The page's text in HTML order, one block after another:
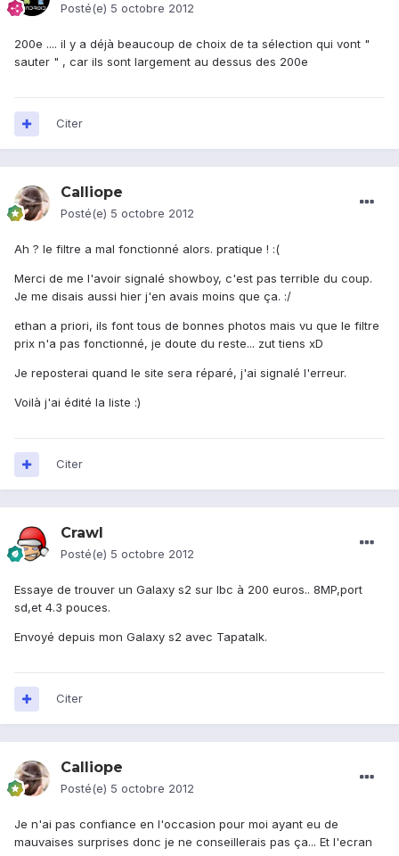
Posté(e) 5 octobre 2012
200e .... il y a déjà beaucoup de choix de ta sélection qui vont "
sauter " , car ils sont largement au dessus des 200e
Citer
Calliope
Posté(e) 5 octobre 2012
Ah ? le filtre a mal fonctionné alors. pratique ! :(
Merci de me l'avoir signalé showboy, c'est pas terrible du coup.
Je me disais aussi hier j'en avais moins que ça. :/
ethan a priori, ils font tous de bonnes photos mais vu que le filtre
prix n'a pas fonctionné, je doute du reste... zut tiens xD
Je reposterai quand le site sera réparé, j'ai signalé l'erreur.
Voilà j'ai édité la liste :)
Citer
Crawl
Posté(e) 5 octobre 2012
Essaye de trouver un Galaxy s2 sur lbc à 200 euros.. 8MP,port
sd,et 4.3 pouces.
Envoyé depuis mon Galaxy s2 avec Tapatalk.
Citer
Calliope
Posté(e) 5 octobre 2012
Je n'ai pas confiance en l'occasion pour moi ayant eu de
mauvaises surprises donc je ne conseillerais pas ça... Et l'ecran